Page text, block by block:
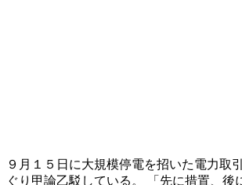
９月１５日に大規模停電を招いた電力取
ぐり甲論乙駁している。 「先に措置、後